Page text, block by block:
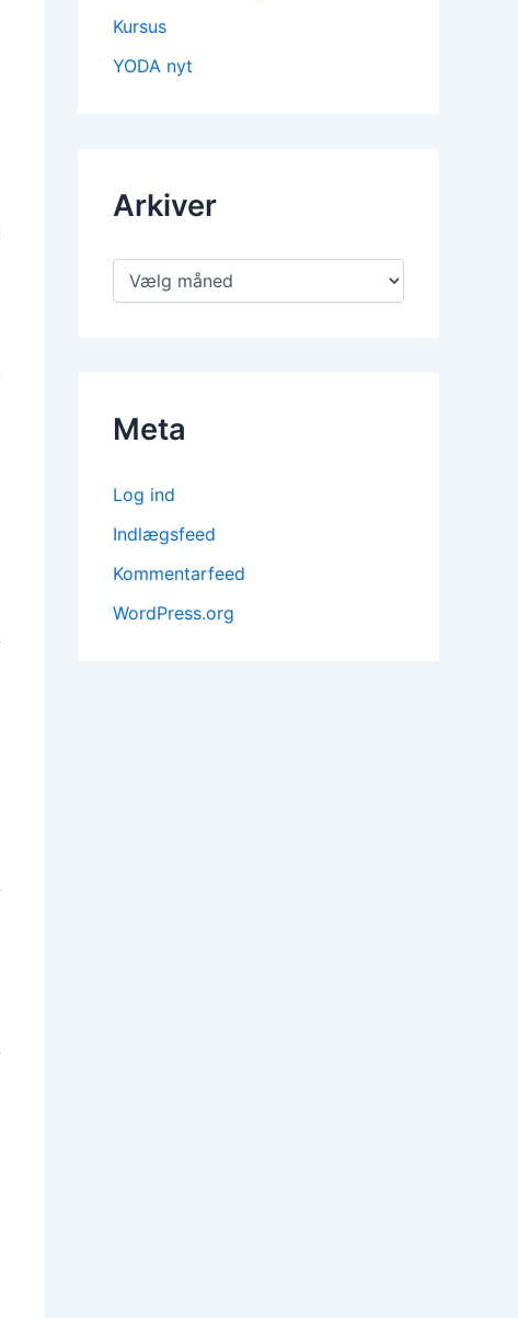
Kursus
YODA nyt
Arkiver
Meta
Log ind
Indlægsfeed
Kommentarfeed
WordPress.org